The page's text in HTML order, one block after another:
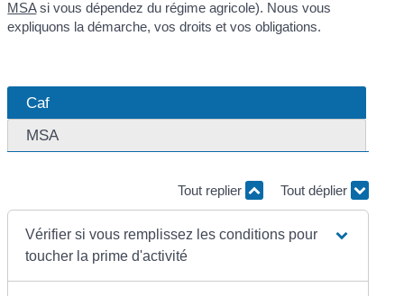
MSAsi vous dépendez du régime agricole). Nous vous
expliquons la démarche, vos droits et vos obligations.
Caf
MSA
Tout replier Tout déplier
Vérifier si vous remplissez les conditions pour
toucher la prime d'activité